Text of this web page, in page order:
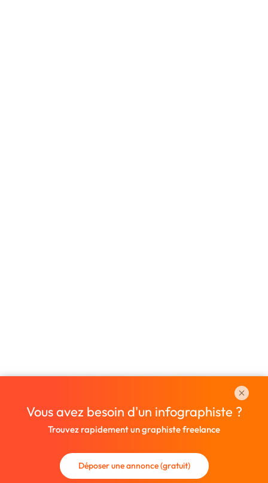
Vous avez besoin d'un infographiste ?
Trouvez rapidement un graphiste freelance
Déposer une annonce (gratuit)